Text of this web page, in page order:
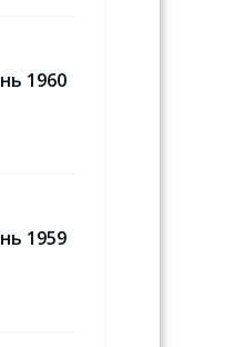
1960
1959